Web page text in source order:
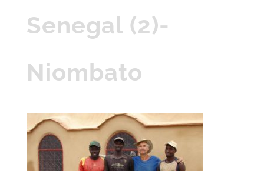
Senegal (2)-
Niombato